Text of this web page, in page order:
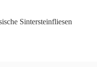
Sintersteinfliesen